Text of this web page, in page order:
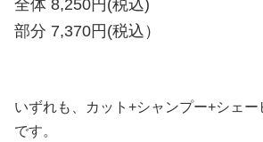
全体 8,250円(税込)
部分 7,370円(税込）
いずれも、カット+シャンプー+シェ
です。